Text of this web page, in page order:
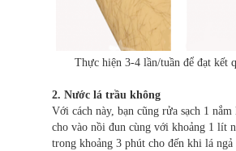
Thực hiện 3-4 lần/tuần để đạt kết
2. Nước lá trầu không
Với cách này, bạn cũng rửa sạch 1
cho vào nồi đun cùng với khoảng 1 lít
trong khoảng 3 phút cho đến khi lá ngả